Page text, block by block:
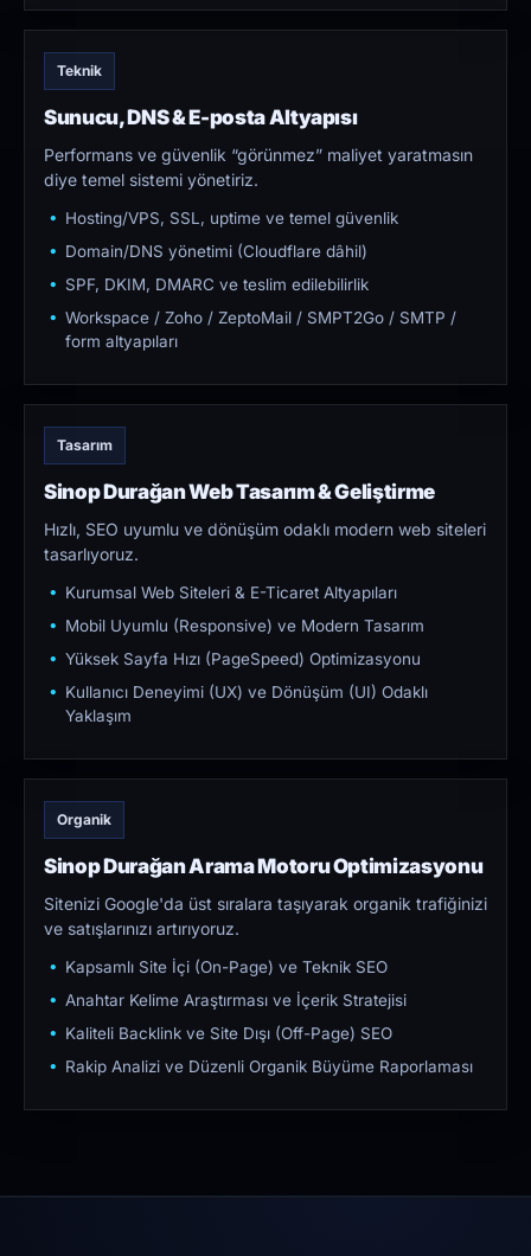
Teknik
Sunucu, DNS & E-posta Altyapısı
Performans ve güvenlik “görünmez” maliyet yaratmasın
diye temel sistemi yönetiriz.
Hosting/VPS, SSL, uptime ve temel güvenlik
Domain/DNS yönetimi (Cloudflare dâhil)
SPF, DKIM, DMARC ve teslim edilebilirlik
Workspace / Zoho / ZeptoMail / SMPT2Go / SMTP /
form altyapıları
Tasarım
Sinop Durağan Web Tasarım & Geliştirme
Hızlı, SEO uyumlu ve dönüşüm odaklı modern web siteleri
tasarlıyoruz.
Kurumsal Web Siteleri & E-Ticaret Altyapıları
Mobil Uyumlu (Responsive) ve Modern Tasarım
Yüksek Sayfa Hızı (PageSpeed) Optimizasyonu
Kullanıcı Deneyimi (UX) ve Dönüşüm (UI) Odaklı
Yaklaşım
Organik
Sinop Durağan Arama Motoru Optimizasyonu
Sitenizi Google'da üst sıralara taşıyarak organik trafiğinizi
ve satışlarınızı artırıyoruz.
Kapsamlı Site İçi (On-Page) ve Teknik SEO
Anahtar Kelime Araştırması ve İçerik Stratejisi
Kaliteli Backlink ve Site Dışı (Off-Page) SEO
Rakip Analizi ve Düzenli Organik Büyüme Raporlaması